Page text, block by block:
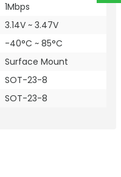
1Mbps
3.14V ~ 3.47V
-40°C ~ 85°C
Surface Mount
SOT-23-8
SOT-23-8